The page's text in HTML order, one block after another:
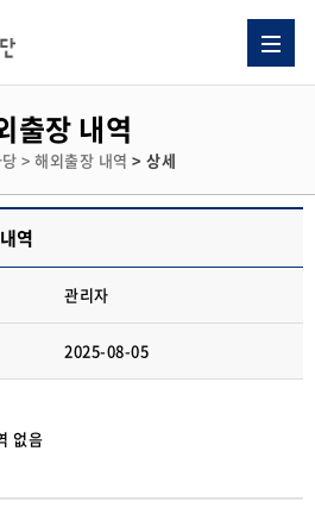
출장 내역
> 해외출장 내역 > 상세
역
관리자
2025-08-05
없음